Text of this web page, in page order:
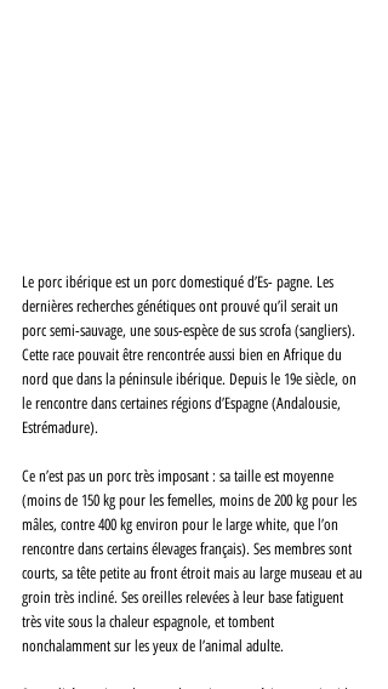
Le porc ibérique est un porc domestiqué d’Es- pagne. Les
dernières recherches génétiques ont prouvé qu’il serait un
porc semi-sauvage, une sous-espèce de sus scrofa (sangliers).
Cette race pouvait être rencontrée aussi bien en Afrique du
nord que dans la péninsule ibérique. Depuis le 19e siècle, on
le rencontre dans certaines régions d’Espagne (Andalousie,
Estrémadure).
Ce n’est pas un porc très imposant : sa taille est moyenne
(moins de 150 kg pour les femelles, moins de 200 kg pour les
mâles, contre 400 kg environ pour le large white, que l’on
rencontre dans certains élevages français). Ses membres sont
courts, sa tête petite au front étroit mais au large museau et au
groin très incliné. Ses oreilles relevées à leur base fatiguent
très vite sous la chaleur espagnole, et tombent
nonchalamment sur les yeux de l’animal adulte.